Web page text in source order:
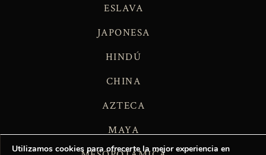
ESLAVA
JAPONESA
HINDÚ
CHINA
AZTECA
MAYA
Utilizamos cookies para ofrecerte la mejor experiencia en